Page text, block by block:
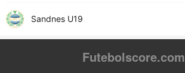
Sandnes U19
Futebolscore.com